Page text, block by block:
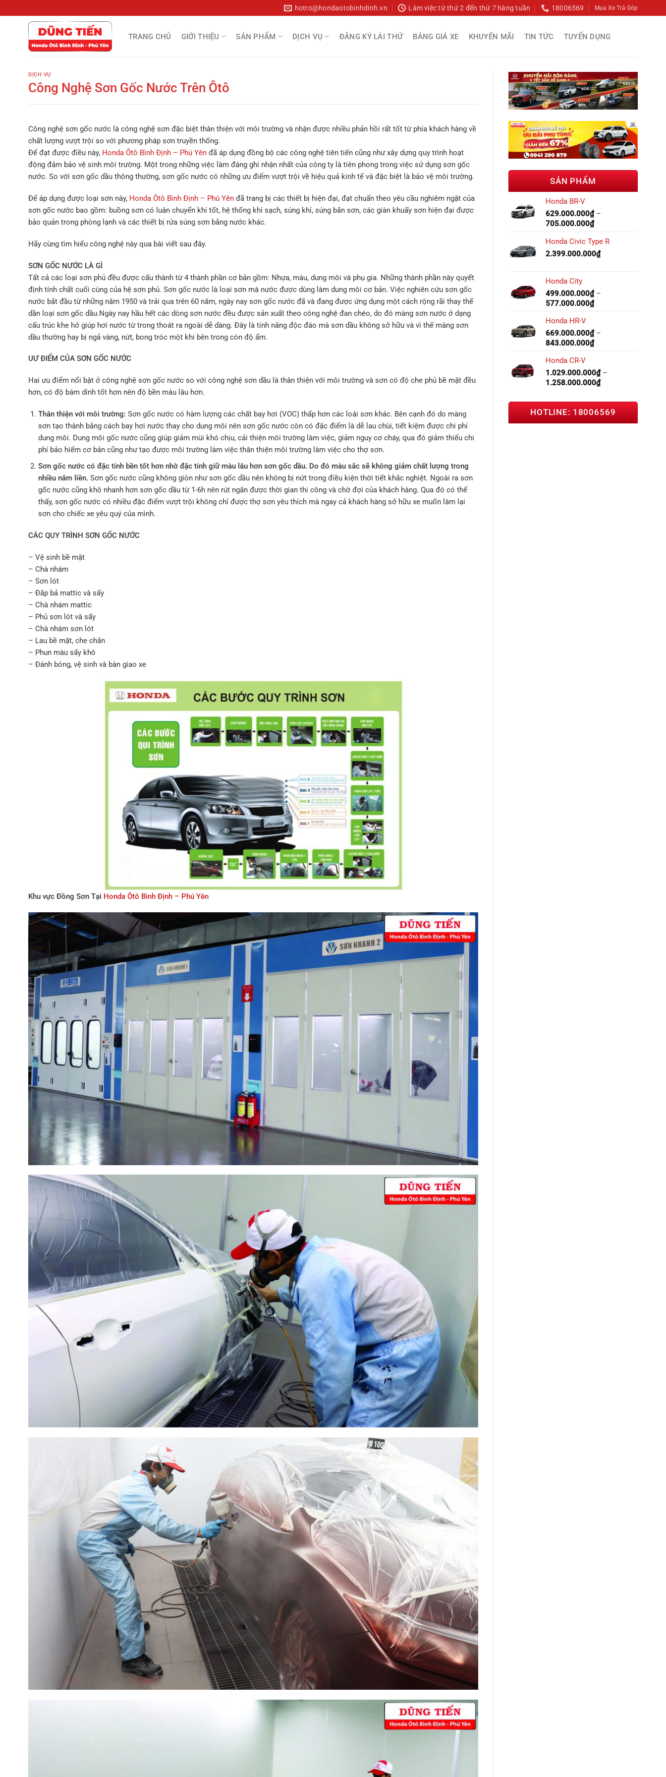
đến
hotro@hondaotobinhdinh.vn Làm việc từ thứ 2 đến thứ 7 hàng tuần 18006569 Mua Xe Trả Góp
TRANG CHỦ GIỚI THIỆU SẢN PHẨM DỊCH VỤ ĐĂNG KÝ LÁI THỬ BẢNG GIÁ XE KHUYẾN MÃI TIN TỨC TUYỂN DỤNG
DỊCH VỤ
Công Nghệ Sơn Gốc Nước Trên Ôtô
Công nghệ sơn gốc nước là công nghệ sơn đặc biệt thân thiện với môi trường và nhận được nhiều phản hồi rất tốt từ phía khách hàng về
chất lượng vượt trội so với phương pháp sơn truyền thống.
Để đạt được điều này, Honda Ôtô Bình Định – Phú Yên đã áp dụng đồng bộ các công nghệ tiên tiến cũng như xây dựng quy trình hoạt
động đảm bảo vệ sinh môi trường. Một trong những việc làm đáng ghi nhận nhất của công ty là tiên phong trong việc sử dụng sơn gốc
nước. So với sơn gốc dầu thông thường, sơn gốc nước có những ưu điểm vượt trội về hiệu quả kinh tế và đặc biệt là bảo vệ môi trường.
Để áp dụng được loại sơn này, Honda Ôtô Bình Định – Phú Yên đã trang bị các thiết bị hiện đại, đạt chuẩn theo yêu cầu nghiêm ngặt của
sơn gốc nước bao gồm: buồng sơn có luân chuyển khí tốt, hệ thống khí sạch, súng khí, súng bắn sơn, các giàn khuấy sơn hiện đại được
bảo quản trong phòng lạnh và các thiết bị rửa súng sơn bằng nước khác.
Hãy cùng tìm hiểu công nghệ này qua bài viết sau đây.
SƠN GỐC NƯỚC LÀ GÌ
Tất cả các loại sơn phủ đều được cấu thành từ 4 thành phần cơ bản gồm: Nhựa, màu, dung môi và phụ gia. Những thành phần này quyết
định tính chất cuối cùng của hệ sơn phủ. Sơn gốc nước là loại sơn mà nước được dùng làm dung môi cơ bản. Việc nghiên cứu sơn gốc
nước bắt đầu từ những năm 1950 và trải qua trên 60 năm, ngày nay sơn gốc nước đã và đang được ứng dụng một cách rộng rãi thay thế
dần loại sơn gốc dầu.Ngày nay hầu hết các dòng sơn nước đều được sản xuất theo công nghệ đan chéo, do đó màng sơn nước ở dạng
cấu trúc khe hở giúp hơi nước từ trong thoát ra ngoài dễ dàng. Đây là tính năng độc đáo mà sơn dầu không sở hữu và vì thế màng sơn
dầu thường hay bị ngả vàng, nứt, bong tróc một khi bên trong còn độ ẩm.
UƯ ĐIỂM CỦA SƠN GỐC NƯỚC
Hai ưu điểm nổi bật ở công nghệ sơn gốc nước so với công nghệ sơn dầu là thân thiện với môi trường và sơn có độ che phủ bề mặt đều
hơn, có độ bám dính tốt hơn nên độ bền màu lâu hơn.
Thân thiện với môi trường: Sơn gốc nước có hàm lượng các chất bay hơi (VOC) thấp hơn các loái sơn khác. Bên cạnh đó do màng
sơn tạo thành bằng cách bay hơi nước thay cho dung môi nên sơn gốc nước còn có đặc điểm là dễ lau chùi, tiết kiệm được chi phí
dung môi. Dung môi gốc nước cũng giúp giảm mùi khó chịu, cải thiện môi trường làm việc, giảm nguy cơ cháy, qua đó giảm thiểu chi
phí bảo hiểm cơ bản cũng như tạo được môi trường làm việc thân thiện môi trường làm việc cho thợ sơn.
Sơn gốc nước có đặc tính bền tốt hơn nhờ đặc tính giữ màu lâu hơn sơn gốc dầu. Do đó màu sắc sẽ không giảm chất lượng trong
nhiều năm liền. Sơn gốc nước cũng không giòn như sơn gốc dầu nên không bị nứt trong điều kiện thời tiết khắc nghiệt. Ngoài ra sơn
gốc nước cũng khô nhanh hơn sơn gốc dầu từ 1-6h nên rút ngắn được thời gian thi công và chờ đợi của khách hàng. Qua đó có thể
thấy, sơn gốc nước có nhiều đặc điểm vượt trội không chỉ được thợ sơn yêu thích mà ngay cả khách hàng sở hữu xe muốn làm lại
sơn cho chiếc xe yêu quý của mình.
CÁC QUY TRÌNH SƠN GỐC NƯỚC
– Vệ sinh bề mặt
– Chà nhám
– Sơn lót
– Đắp bả mattic và sấy
– Chà nhám mattic
– Phủ sơn lót và sấy
– Chà nhám sơn lót
– Lau bề mặt, che chắn
– Phun màu sấy khô
– Đánh bóng, vệ sinh và bàn giao xe
Khu vực Đồng Sơn Tại Honda Ôtô Bình Định – Phú Yên
SẢN PHẨM
Honda BR-V
629.000.000₫–
705.000.000₫
Honda Civic Type R
2.399.000.000₫
Honda City
499.000.000₫–
577.000.000₫
Honda HR-V
669.000.000₫–
843.000.000₫
Honda CR-V
1.029.000.000₫–
1.258.000.000₫
HOTLINE: 18006569